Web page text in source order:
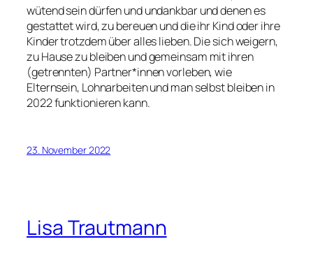
wütend sein dürfen und undankbar und denen es
gestattet wird, zu bereuen und die ihr Kind oder ihre
Kinder trotzdem über alles lieben. Die sich weigern,
zu Hause zu bleiben und gemeinsam mit ihren
(getrennten) Partner*innen vorleben, wie
Elternsein, Lohnarbeiten und man selbst bleiben in
2022 funktionieren kann.
23. November 2022
Lisa Trautmann